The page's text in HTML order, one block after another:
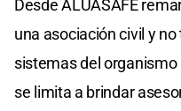
Desde ALUASAFE
una asociación civil y
sistemas del organismo
se limita a brindar